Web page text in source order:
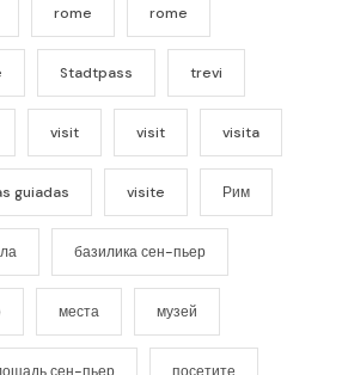
rome rome
Stadtpass trevi
visit visit visita
guiadas visite Рим
базилика сен-пьер
места музей